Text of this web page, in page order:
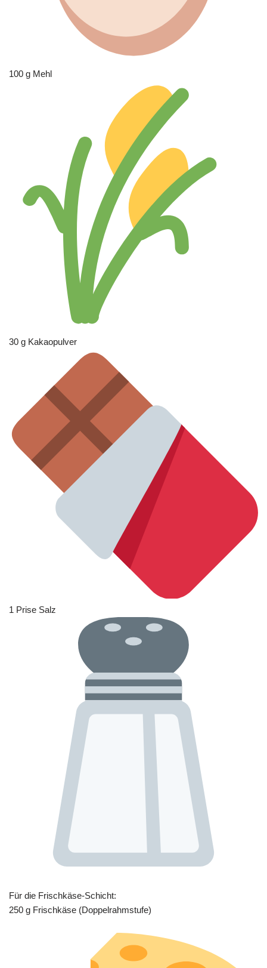
100 g Mehl
30 g Kakaopulver
1 Prise Salz
Für die Frischkäse-Schicht:
250 g Frischkäse (Doppelrahmstufe)